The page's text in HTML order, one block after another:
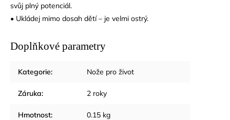
svůj plný potenciál.
• Ukládej mimo dosah dětí – je velmi ostrý.
Doplňkové parametry
Kategorie: Nože pro život
Záruka: 2 roky
Hmotnost: 0.15 kg